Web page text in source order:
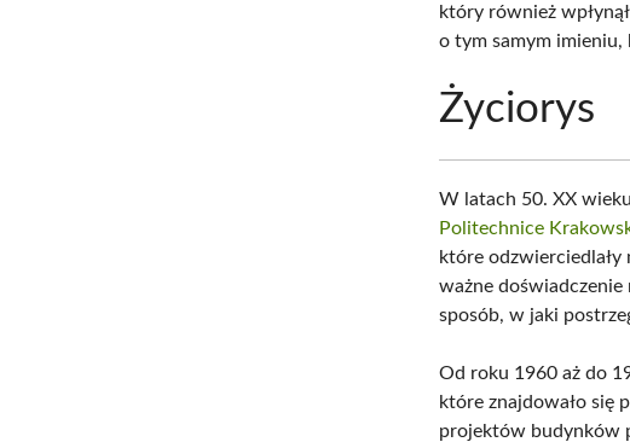
który również
o tym samym imieniu,
Życiorys
W latach 50. XX
Politechnice
które odzwierciedlały
ważne doświadczenie
sposób, w jaki
Od roku 1960 aż do
które znajdowało się
projektów budynków